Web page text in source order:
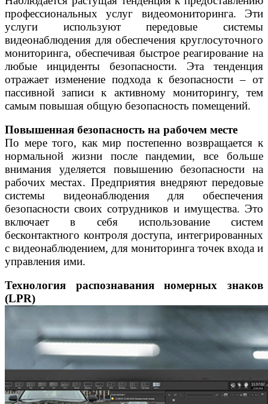
профессиональных услуг видеомониторинга. Эти
услуги используют передовые системы
видеонаблюдения для обеспечения круглосуточного
мониторинга, обеспечивая быстрое реагирование на
любые инциденты безопасности. Эта тенденция
отражает изменение подхода к безопасности – от
пассивной записи к активному мониторингу, тем
самым повышая общую безопасность помещений.
Повышенная безопасность на рабочем месте
По мере того, как мир постепенно возвращается к
нормальной жизни после пандемии, все больше
внимания уделяется повышению безопасности на
рабочих местах. Предприятия внедряют передовые
системы видеонаблюдения для обеспечения
безопасности своих сотрудников и имущества. Это
включает в себя использование систем
бесконтактного контроля доступа, интегрированных
с видеонаблюдением, для мониторинга точек входа и
управления ими.
Технология распознавания номерных знаков
(LPR)